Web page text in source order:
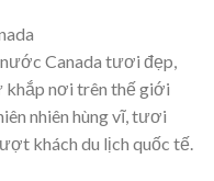
Canada tươi đẹp,
khắp nơi trên thế giới
nhiên hùng vĩ, tươi
khách du lịch quốc tế.